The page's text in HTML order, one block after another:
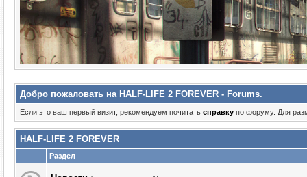
Добро пожаловать на HALF-LIFE 2 FOREVER - Forums.
Если это ваш первый визит, рекомендуем почитать справку по форуму. Для
HALF-LIFE 2 FOREVER
Раздел